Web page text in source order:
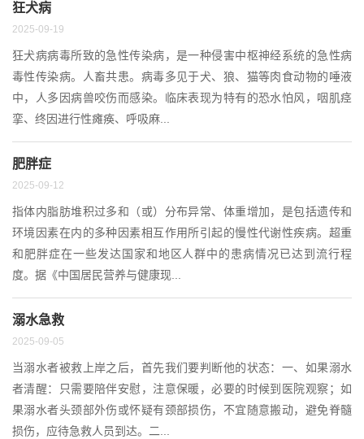
狂犬病
2025-09-19
狂犬病病毒所致的急性传染病，是一种侵害中枢神经系统的急性病
毒性传染病。人畜共患。病毒多见于犬、狼、猫等肉食动物的唾液
中，人多因病兽咬伤而感染。临床表现为特有的恐水怕风，咽肌痉
挛、终因进行性瘫痪、呼吸麻...
肥胖症
2025-09-12
指体内脂肪堆积过多和（或）分布异常、体重增加，是包括遗传和
环境因素在内的多种因素相互作用所引起的慢性代谢性疾病。超重
和肥胖症在一些发达国家和地区人群中的患病情况已达到流行程
度。据《中国居民营养与健康现...
溺水急救
2025-09-05
当溺水者被救上岸之后，首先我们要判断他的状态：一、如果溺水
者清醒：只需要陪伴安慰，注意保暖，必要的时候到医院观察；如
果溺水者头颈部外伤或怀疑有颈部损伤，不宜随意搬动，避免脊髓
损伤，应待急救人员到达。二...